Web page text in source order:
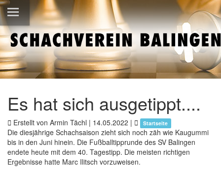
Es hat sich ausgetippt....
Erstellt von Armin Tächl | 14.05.2022 | Startseite
Die diesjährige Schachsaison zieht sich noch zäh wie Kaugummi
bis in den Juni hinein. Die Fußballtipprunde des SV Balingen
endete heute mit dem 40. Tagestipp. Die meisten richtigen
Ergebnisse hatte Marc Ilitsch vorzuweisen.